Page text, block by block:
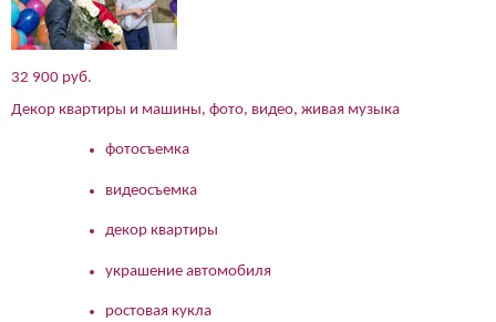
32 900 руб.
Декор квартиры и машины, фото, видео, живая музыка
фотосъемка
видеосъемка
декор квартиры
украшение автомобиля
ростовая кукла